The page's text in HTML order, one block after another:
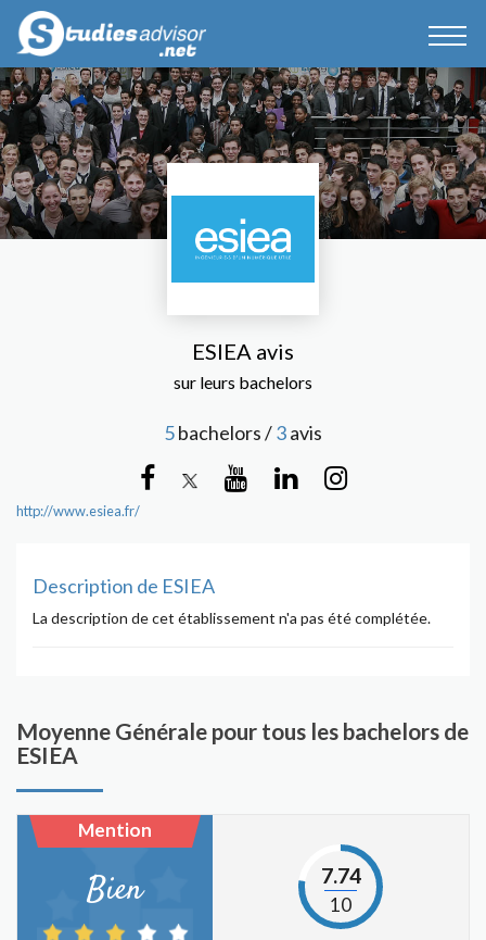
ESIEA avis
sur leurs bachelors
5bachelors /3avis
http://www.esiea.fr/
Description de ESIEA
La description de cet établissement n'a pas été complétée.
Moyenne Générale pour tous les bachelors de
ESIEA
Mention
Bien 7.74
10